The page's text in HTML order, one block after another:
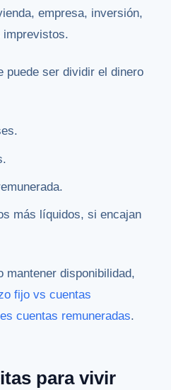
empresa, inversión,
imprevistos.
puede ser dividir el dinero
más líquidos, si encajan
mantener disponibilidad,
fijo vs cuentas
cuentas remuneradas.
para vivir